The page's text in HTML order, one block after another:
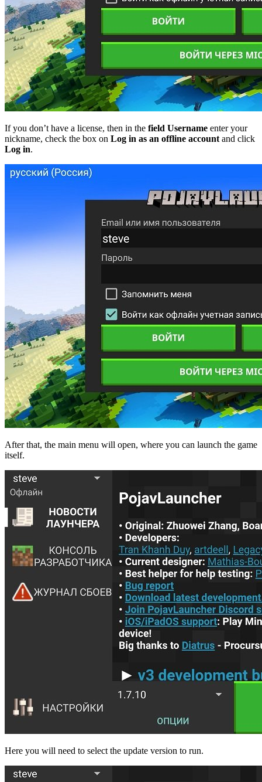
If you don’t have a license, then in the field Username enter your
nickname, check the box on Log in as an offline account and click
Log in.
After that, the main menu will open, where you can launch the game
itself.
Here you will need to select the update version to run.